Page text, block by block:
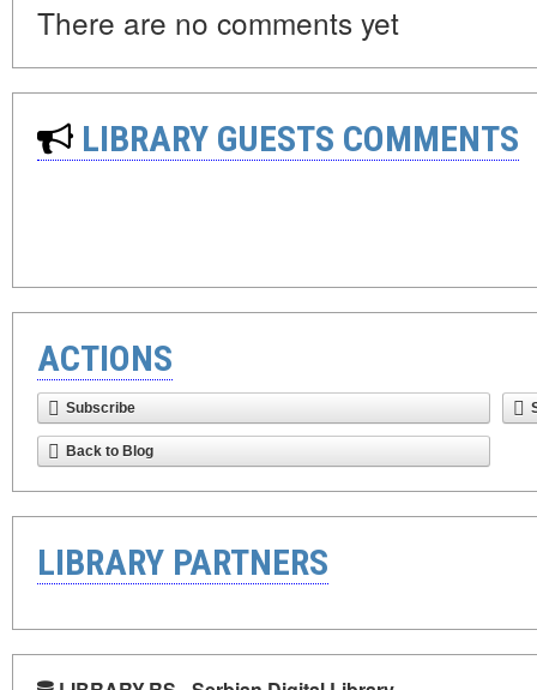
There are no comments yet
LIBRARY GUESTS COMMENTS
ACTIONS
Subscribe
Back to Blog
LIBRARY PARTNERS